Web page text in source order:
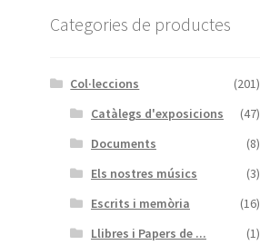
Categories de productes
Col·leccions
(201)
Catàlegs d'exposicions
(47)
Documents
(8)
Els nostres músics
(3)
Escrits i memòria
(16)
Llibres i Papers de ...
(1)